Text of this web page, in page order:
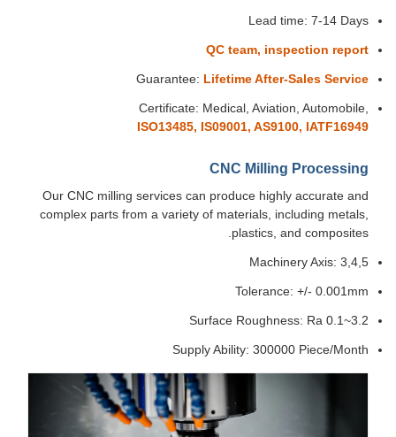
Lead time: 7-14 Days
QC team, inspection report
Guarantee: Lifetime After-Sales Service
Certificate: Medical, Aviation, Automobile,
ISO13485, IS09001, AS9100, IATF16949
CNC Milling Processing
Our CNC milling services can produce highly accurate and
complex parts from a variety of materials, including metals,
plastics, and composites.
Machinery Axis: 3,4,5
Tolerance: +/- 0.001mm
Surface Roughness: Ra 0.1~3.2
Supply Ability: 300000 Piece/Month